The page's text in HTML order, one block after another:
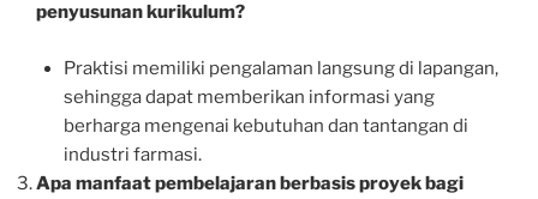
penyusunan kurikulum?
Praktisi memiliki pengalaman langsung di lapangan,
sehingga dapat memberikan informasi yang
berharga mengenai kebutuhan dan tantangan di
industri farmasi.
Apa manfaat pembelajaran berbasis proyek bagi